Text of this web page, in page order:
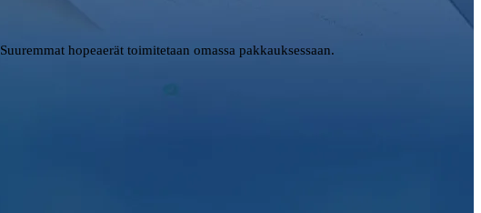
Suuremmat hopeaerät toimitetaan omassa pakkauksessaan.